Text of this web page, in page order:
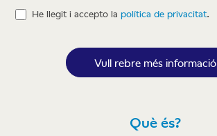
He llegit i accepto lapolítica de privacitat.
Vull rebre més informació
Què és?